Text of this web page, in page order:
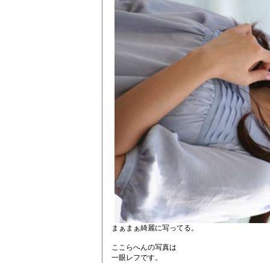
まぁまぁ綺麗に写ってる。
ここらへんの写真は
一眼レフです。